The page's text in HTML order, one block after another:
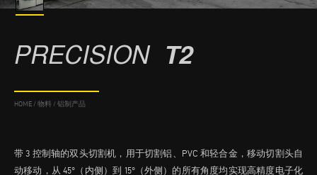
PRECISION T2
HOME / 物料 / 铝制产品
带 3 控制轴的双头切割机，用于切割铝、PVC 和轻合金，移动切割头自
动移动，从 45°（内侧）到 15°（外侧）的所有角度均实现高精度电子化